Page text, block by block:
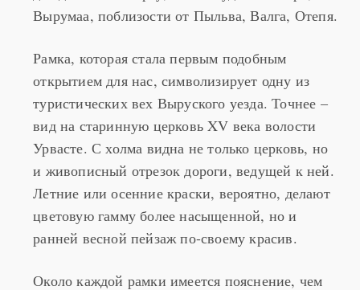
открытием для нас, символизирует одну из
туристических вех Выруского уезда. Точнее –
вид на старинную церковь XV века волости
Урвасте. С холма видна не только церковь, но
и живописный отрезок дороги, ведущей к ней.
Летние или осенние краски, вероятно, делают
цветовую гамму более насыщенной, но и
ранней весной пейзаж по-своему красив.
именно славятся близлежащие места, не